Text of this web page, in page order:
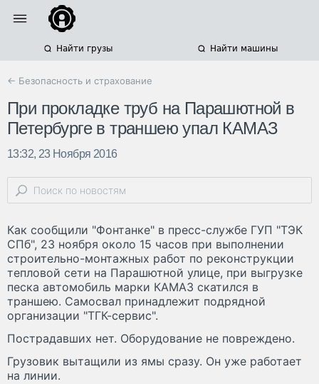
Найти грузы Найти машины
← Безопасность и страхование
При прокладке труб на Парашютной в
Петербурге в траншею упал КАМАЗ
13:32, 23 Ноября 2016
Как сообщили "Фонтанке" в пресс-службе ГУП "ТЭК
СПб", 23 ноября около 15 часов при выполнении
строительно-монтажных работ по реконструкции
тепловой сети на Парашютной улице, при выгрузке
песка автомобиль марки КАМАЗ скатился в
траншею. Самосвал принадлежит подрядной
организации "ТГК-сервис".
Пострадавших нет. Оборудование не повреждено.
Грузовик вытащили из ямы сразу. Он уже работает
на линии.